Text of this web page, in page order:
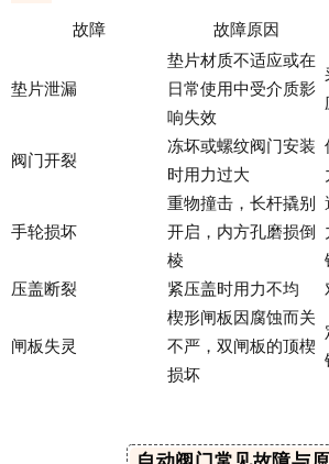
故障 故障原因
垫片泄漏
垫片材质不适应或在
日常使用中受介质影
响失效
阀门开裂
冻坏或螺纹阀门安装
时用力过大
手轮损坏
重物撞击，长杆撬别
开启，内方孔磨损倒
棱
压盖断裂
紧压盖时用力不均
闸板失灵
楔形闸板因腐蚀而关
不严，双闸板的顶楔
损坏